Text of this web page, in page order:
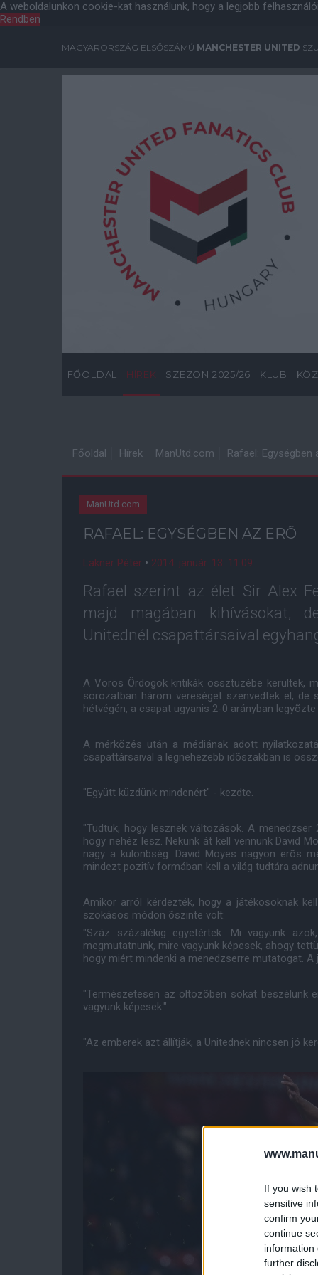
If you wish
sensitive
confirm
continue
information
further
A weboldalunkon cookie-kat használunk, hogy a legjobb
Rendben
MAGYARORSZÁG ELSŐSZÁMÚ MANCHESTER UNITED
FŐOLDAL HÍREK SZEZON 2025/26 KLUB
Főoldal Hírek ManUtd.com Rafael: Egységben
ManUtd.com
RAFAEL: EGYSÉGBEN AZ ERÕ
Lakner Péter • 2014. január. 13. 11:09
Rafael szerint az élet Sir Alex
majd magában kihívásokat,
Unitednél csapattársaival
A Vörös Ördögök kritikák össztüzébe kerültek,
sorozatban három vereséget szenvedtek el,
hétvégén, a csapat ugyanis 2-0 arányban
A mérkõzés után a médiának adott
csapattársaival a legnehezebb idõszakban is
"Együtt küzdünk mindenért" - kezdte.
"Tudtuk, hogy lesznek változások. A
hogy nehéz lesz. Nekünk át kell vennünk David
nagy a különbség. David Moyes nagyon erõs
mindezt pozitív formában kell a világ tudtára
Amikor arról kérdezték, hogy a játékosoknak
szokásos módon õszinte volt:
"Száz százalékig egyetértek. Mi vagyunk
megmutatnunk, mire vagyunk képesek, ahogy
hogy miért mindenki a menedzserre mutatogat.
"Természetesen az öltözõben sokat beszélünk
vagyunk képesek."
"Az emberek azt állítják, a Unitednek nincsen jó